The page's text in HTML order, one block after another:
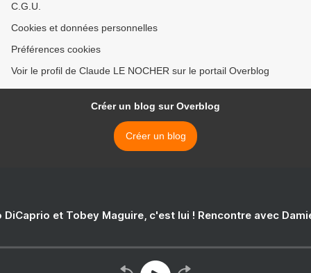
C.G.U.
Cookies et données personnelles
Préférences cookies
Voir le profil de Claude LE NOCHER sur le portail Overblog
Créer un blog sur Overblog
Créer un blog
DiCaprio et Tobey Maguire, c'est lui ! Rencontre avec